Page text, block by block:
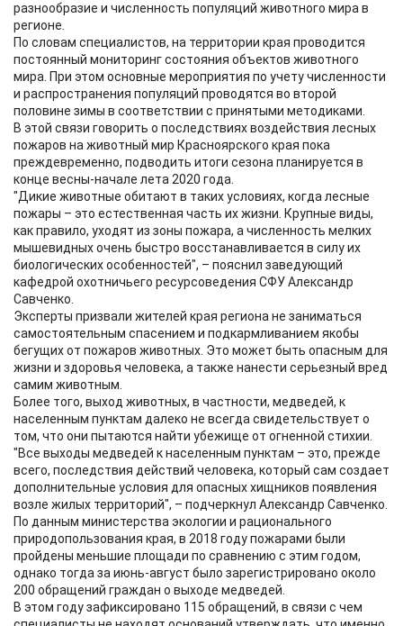
разнообразие и численность популяций животного мира в
регионе.
По словам специалистов, на территории края проводится
постоянный мониторинг состояния объектов животного
мира. При этом основные мероприятия по учету численности
и распространения популяций проводятся во второй
половине зимы в соответствии с принятыми методиками.
В этой связи говорить о последствиях воздействия лесных
пожаров на животный мир Красноярского края пока
преждевременно, подводить итоги сезона планируется в
конце весны-начале лета 2020 года.
"Дикие животные обитают в таких условиях, когда лесные
пожары – это естественная часть их жизни. Крупные виды,
как правило, уходят из зоны пожара, а численность мелких
мышевидных очень быстро восстанавливается в силу их
биологических особенностей", – пояснил заведующий
кафедрой охотничьего ресурсоведения СФУ Александр
Савченко.
Эксперты призвали жителей края региона не заниматься
самостоятельным спасением и подкармливанием якобы
бегущих от пожаров животных. Это может быть опасным для
жизни и здоровья человека, а также нанести серьезный вред
самим животным.
Более того, выход животных, в частности, медведей, к
населенным пунктам далеко не всегда свидетельствует о
том, что они пытаются найти убежище от огненной стихии.
"Все выходы медведей к населенным пунктам – это, прежде
всего, последствия действий человека, который сам создает
дополнительные условия для опасных хищников появления
возле жилых территорий", – подчеркнул Александр Савченко.
По данным министерства экологии и рационального
природопользования края, в 2018 году пожарами были
пройдены меньшие площади по сравнению с этим годом,
однако тогда за июнь-август было зарегистрировано около
200 обращений граждан о выходе медведей.
В этом году зафиксировано 115 обращений, в связи с чем